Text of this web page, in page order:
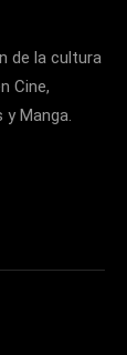
de la cultura
Cine,
y Manga.